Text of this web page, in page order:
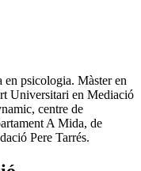
en psicologia. Màster en
Universitari en Mediació
centre de
A Mida, de
Pere Tarrés.